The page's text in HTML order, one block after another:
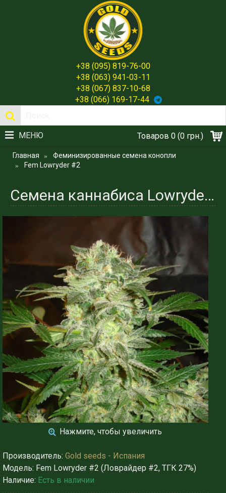
+38 (095) 819-76-00
+38 (063) 941-03-11
+38 (067) 837-10-68
+38 (066) 169-17-44
Товаров 0 (0 грн.)
МЕНЮ
Главная
Феминизированные семена конопли
Fem Lowryder #2
Семена каннабиса Lowryder #2 - Проверенная классика от Gold Seeds
Нажмите, чтобы увеличить
Производитель: Gold seeds - Испания
Модель: Fem Lowryder #2 (Ловрайдер #2, ТГК 27%)
Наличие: Есть в наличии